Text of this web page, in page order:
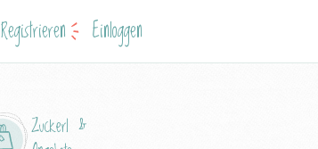
Registrieren Einloggen
Zuckerl &